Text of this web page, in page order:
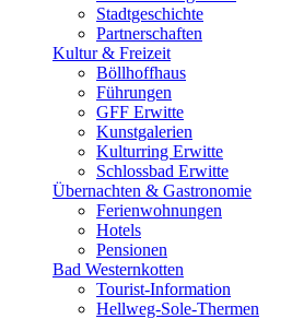
Stadtgeschichte
Partnerschaften
Kultur & Freizeit
Böllhoffhaus
Führungen
GFF Erwitte
Kunstgalerien
Kulturring Erwitte
Schlossbad Erwitte
Übernachten & Gastronomie
Ferienwohnungen
Hotels
Pensionen
Bad Westernkotten
Tourist-Information
Hellweg-Sole-Thermen